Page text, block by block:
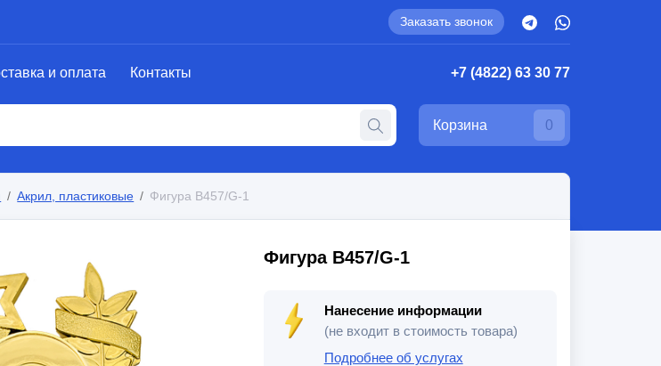
Заказать звонок
и оплата Контакты +7 (4822) 63 30 77
Корзина 0
Акрил, пластиковые Фигура B457/G-1
Фигура B457/G-1
Нанесение информации
(не входит в стоимость товара)
Подробнее об услугах